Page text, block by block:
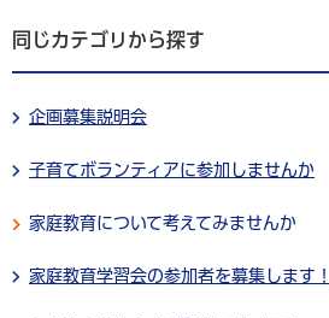
同じカテゴリから探す
企画募集説明会
子育てボランティアに参加しませんか
家庭教育について考えてみませんか
家庭教育学習会の参加者を募集します！